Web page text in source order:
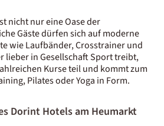
nicht nur eine Oase der
Gäste dürfen sich auf moderne
wie Laufbänder, Crosstrainer und
lieber in Gesellschaft Sport treibt,
Kurse teil und kommt zum
Pilates oder Yoga in Form.
Dorint Hotels am Heumarkt